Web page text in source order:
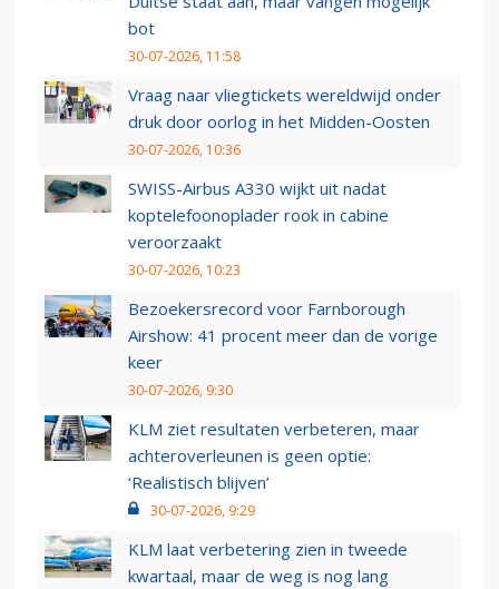
bot
30-07-2026, 11:58
Vraag naar vliegtickets wereldwijd onder
druk door oorlog in het Midden-Oosten
30-07-2026, 10:36
SWISS-Airbus A330 wijkt uit nadat
koptelefoonoplader rook in cabine
veroorzaakt
30-07-2026, 10:23
Bezoekersrecord voor Farnborough
Airshow: 41 procent meer dan de vorige
keer
30-07-2026, 9:30
KLM ziet resultaten verbeteren, maar
achteroverleunen is geen optie:
‘Realistisch blijven’
30-07-2026, 9:29
KLM laat verbetering zien in tweede
kwartaal, maar de weg is nog lang